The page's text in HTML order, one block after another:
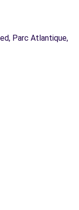
Parc Atlantique,